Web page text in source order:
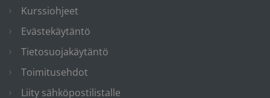
Kurssiohjeet
Evästekäytäntö
Tietosuojakäytäntö
Toimitusehdot
Liity sähköpostilistalle